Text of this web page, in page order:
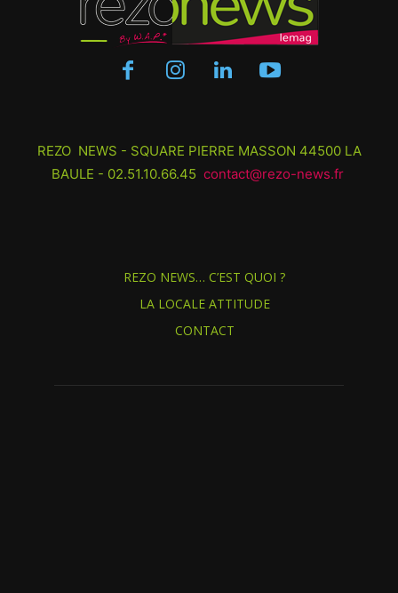
REZO NEWS - SQUARE PIERRE MASSON 44500 LA
BAULE - 02.51.10.66.45 contact@rezo-news.fr
REZO NEWS… C’EST QUOI ?
LA LOCALE ATTITUDE
CONTACT